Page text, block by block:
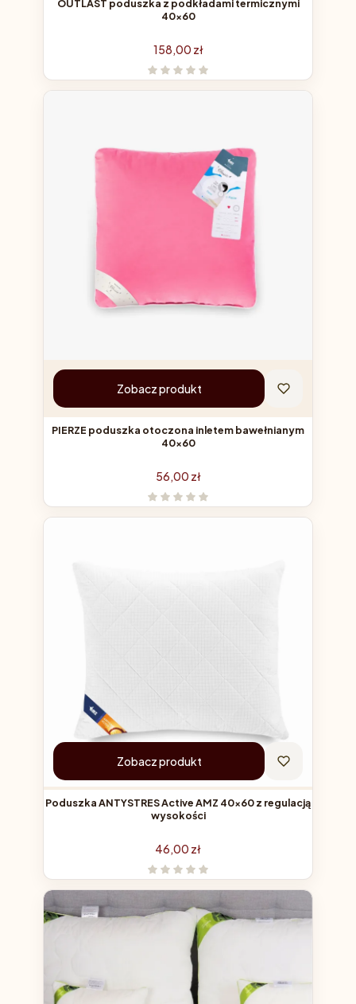
OUTLAST poduszka z podkładami termicznymi
40x60
Cena
158,00 zł
Zobacz produkt
PIERZE poduszka otoczona inletem bawełnianym
40x60
Cena
56,00 zł
Zobacz produkt
Poduszka ANTYSTRES Active AMZ 40x60 z regulacją
wysokości
Cena
46,00 zł